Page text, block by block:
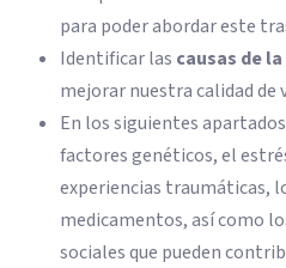
para poder abordar este
Identificar las causas de
mejorar nuestra calidad de
En los siguientes
factores genéticos, el
experiencias traumáticas,
medicamentos, así como
sociales que pueden